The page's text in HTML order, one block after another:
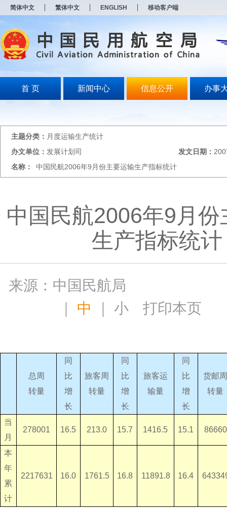
简体中文 繁体中文 ENGLISH 移动客户端
首 页 新闻中心 信息公开 办事
主题分类： 月度运输生产统计
办文单位： 发展计划司 发文日期：
名称：
中国民航2006年9月份主要运输生产指标统计
中国民航2006年9月份
生产指标统计
来源：中国民航局
｜ 中 ｜小 打印本页
总周
转量
同
比
增
长
旅客周
转量
同
比
增
长
旅客运
输量
同
比
增
长
货邮
转量
当
月
278001 16.5 213.0 15.7 1416.5 15.1 86660
本
年
累
计
2217631 16.0 1761.5 16.8 11891.8 16.4
打
开
无
障
说
开